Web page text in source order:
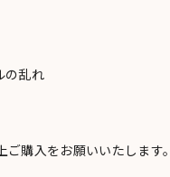
の乱れ
購入をお願いいたします。